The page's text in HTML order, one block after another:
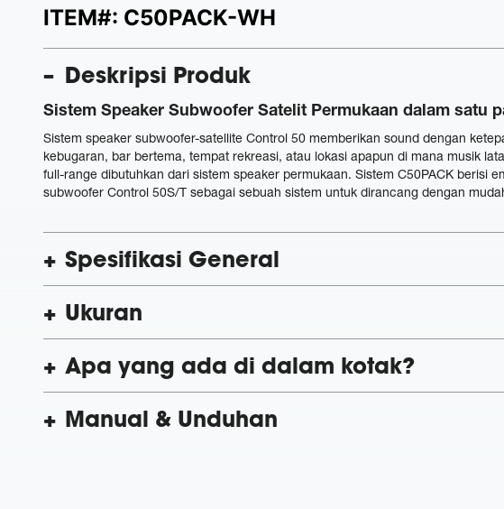
ITEM#: C50PACK-WH
Deskripsi Produk
Sistem Speaker Subwoofer Satelit Permukaan dalam satu
Sistem speaker subwoofer-satellite Control 50 memberikan sound dengan
kebugaran, bar bertema, tempat rekreasi, atau lokasi apapun di mana musik
full-range dibutuhkan dari sistem speaker permukaan. Sistem C50PACK berisi
subwoofer Control 50S/T sebagai sebuah sistem untuk dirancang dengan
Spesifikasi General
Ukuran
Apa yang ada di dalam kotak?
Manual & Unduhan